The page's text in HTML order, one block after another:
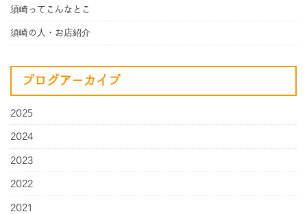
須崎ってこんなとこ
須崎の人・お店紹介
ブログアーカイブ
2025
2024
2023
2022
2021